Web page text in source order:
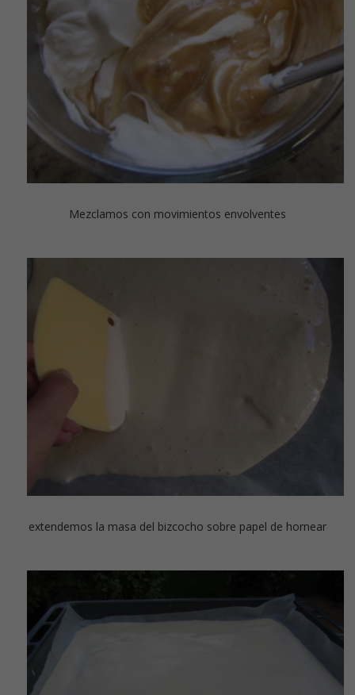
Mezclamos con movimientos envolventes
extendemos la masa del bizcocho sobre papel de hornear